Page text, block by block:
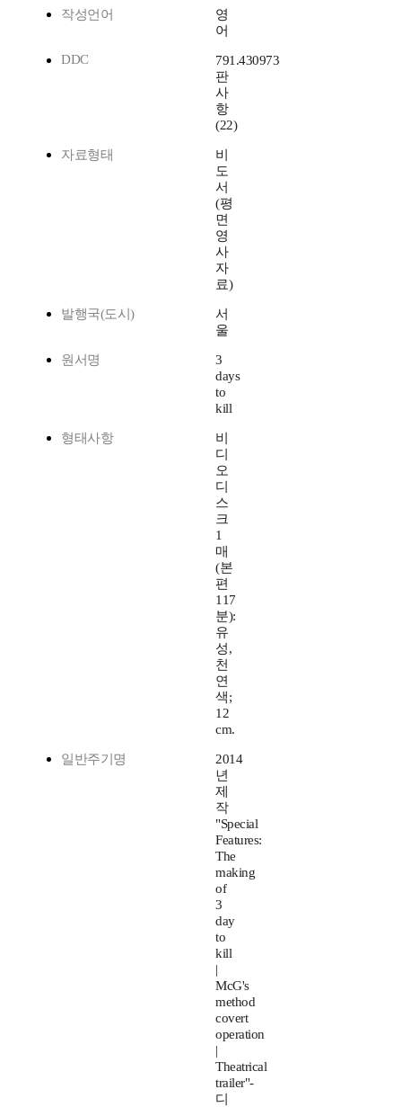
작성언어
영
어
DDC
791.430973
판
사
항
(22)
자료형태
비
도
서
(평
면
영
사
자
료)
발행국(도시)
서
울
원서명
3
days
to
kill
형태사항
비
디
오
디
스
크
1
매
(본
편
117
분):
유
성,
천
연
색;
12
cm.
일반주기명
2014
년
제
작
"Special
Features:
The
making
of
3
day
to
kill
|
McG's
method
covert
operation
|
Theatrical
trailer"-
디